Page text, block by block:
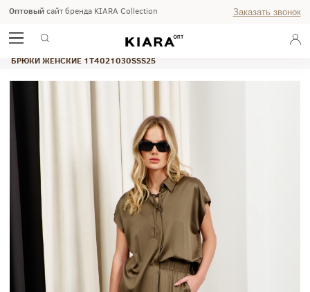
Оптовыйсайт бренда KIARA Collection Заказать звонок
STUDIO
БРЮКИ ЖЕНСКИЕ 1T4021030SSS25